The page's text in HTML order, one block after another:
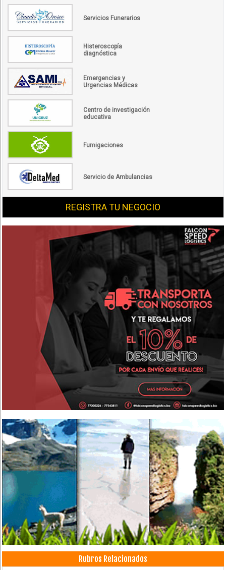
Servicios Funerarios
Histeroscopía
diagnóstica
Emergencias y
Urgencias Médicas
Centro de investigación
educativa
Fumigaciones
Servicio de Ambulancias
REGISTRA TU NEGOCIO
Rubros Relacionados